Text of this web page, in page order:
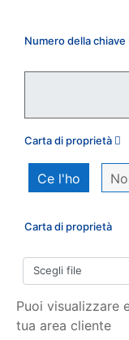
Numero della chiave
Carta di proprietà
Ce l'ho
Carta di proprietà
Scegli file
Puoi visualizzare
tua area cliente